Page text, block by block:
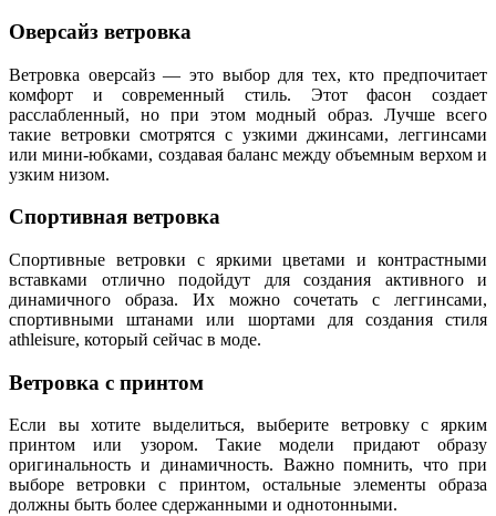
Оверсайз ветровка
Ветровка оверсайз — это выбор для тех, кто предпочитает
комфорт и современный стиль. Этот фасон создает
расслабленный, но при этом модный образ. Лучше всего
такие ветровки смотрятся с узкими джинсами, леггинсами
или мини-юбками, создавая баланс между объемным верхом и
узким низом.
Спортивная ветровка
Спортивные ветровки с яркими цветами и контрастными
вставками отлично подойдут для создания активного и
динамичного образа. Их можно сочетать с леггинсами,
спортивными штанами или шортами для создания стиля
athleisure, который сейчас в моде.
Ветровка с принтом
Если вы хотите выделиться, выберите ветровку с ярким
принтом или узором. Такие модели придают образу
оригинальность и динамичность. Важно помнить, что при
выборе ветровки с принтом, остальные элементы образа
должны быть более сдержанными и однотонными.